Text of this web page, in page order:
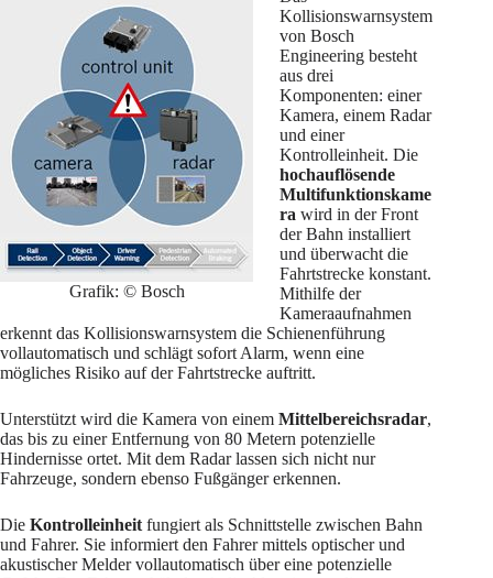
Grafik: © Bosch
Kollisionswarnsystem
von Bosch
Engineering besteht
aus drei
Komponenten: einer
Kamera, einem Radar
und einer
Kontrolleinheit. Die
hochauflösende
Multifunktionskame
ra wird in der Front
der Bahn installiert
und überwacht die
Fahrtstrecke konstant.
Mithilfe der
Kameraaufnahmen
erkennt das Kollisionswarnsystem die Schienenführung
vollautomatisch und schlägt sofort Alarm, wenn eine
mögliches Risiko auf der Fahrtstrecke auftritt.
Unterstützt wird die Kamera von einem Mittelbereichsradar,
das bis zu einer Entfernung von 80 Metern potenzielle
Hindernisse ortet. Mit dem Radar lassen sich nicht nur
Fahrzeuge, sondern ebenso Fußgänger erkennen.
Die Kontrolleinheit fungiert als Schnittstelle zwischen Bahn
und Fahrer. Sie informiert den Fahrer mittels optischer und
akustischer Melder vollautomatisch über eine potenzielle